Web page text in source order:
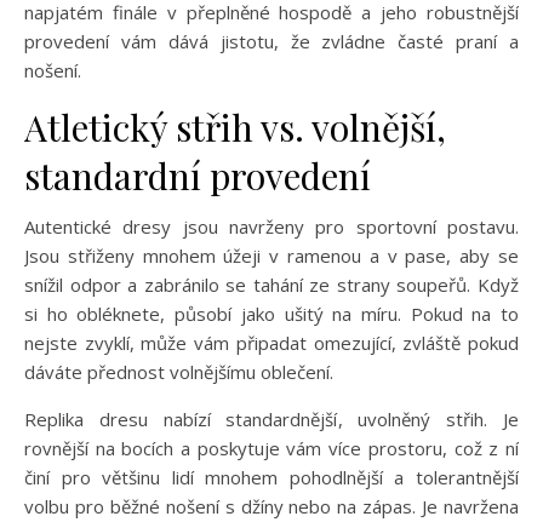
napjatém finále v přeplněné hospodě a jeho robustnější
provedení vám dává jistotu, že zvládne časté praní a
nošení.
Atletický střih vs. volnější,
standardní provedení
Autentické dresy jsou navrženy pro sportovní postavu.
Jsou střiženy mnohem úžeji v ramenou a v pase, aby se
snížil odpor a zabránilo se tahání ze strany soupeřů. Když
si ho obléknete, působí jako ušitý na míru. Pokud na to
nejste zvyklí, může vám připadat omezující, zvláště pokud
dáváte přednost volnějšímu oblečení.
Replika dresu nabízí standardnější, uvolněný střih. Je
rovnější na bocích a poskytuje vám více prostoru, což z ní
činí pro většinu lidí mnohem pohodlnější a tolerantnější
volbu pro běžné nošení s džíny nebo na zápas. Je navržena